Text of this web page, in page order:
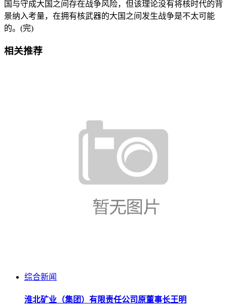
国与守成大国之间存在战争风险，但该理论没有将核时代的背
景纳入考量，在拥有核武器的大国之间发生战争是不太可能
的。(完)
相关推荐
综合新闻
淮北矿业（集团）有限责任公司原董事长王明